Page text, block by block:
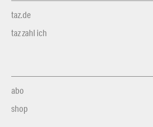
taz.de
taz zahl ich
abo
shop